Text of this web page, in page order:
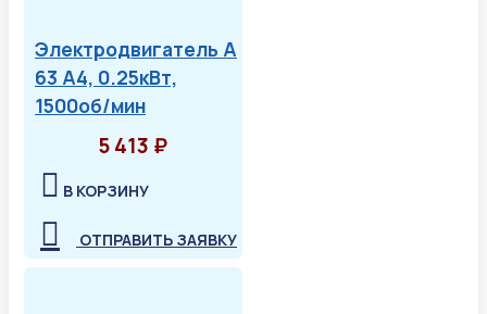
Электродвигатель А
63 А4, 0.25кВт,
1500об/мин
5 413 ₽
В КОРЗИНУ
ОТПРАВИТЬ ЗАЯВКУ